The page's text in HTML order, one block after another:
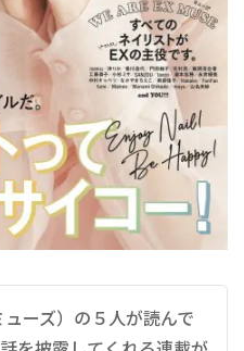
ーズ）の５人が読んで